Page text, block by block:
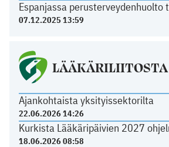
Espanjassa perusterveydenhuolto
07.12.2025 13:59
LÄÄKÄRILIITOSTA
Ajankohtaista yksityissektorilta
22.06.2026 14:26
Kurkista Lääkäripäivien 2027
18.06.2026 08:58